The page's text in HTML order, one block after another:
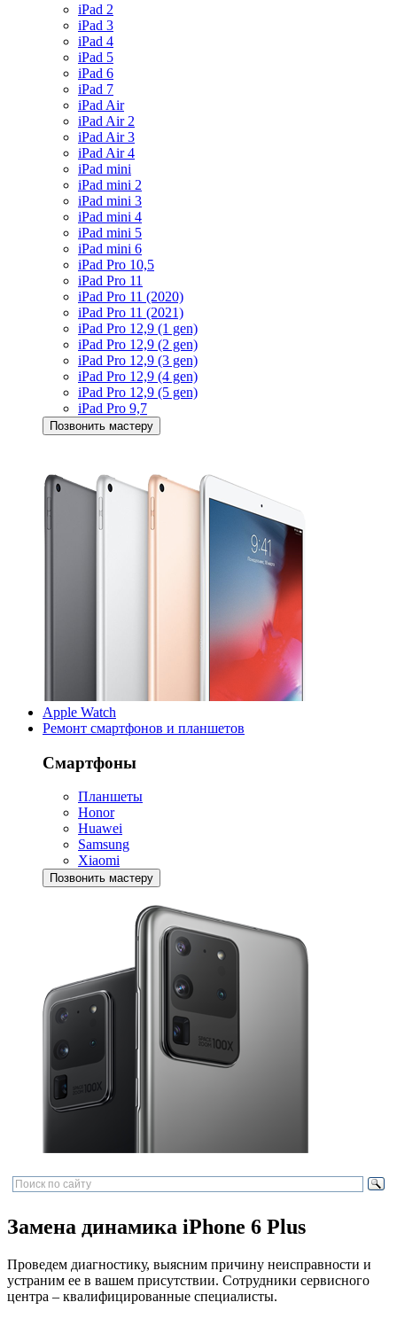
iPad 2
iPad 3
iPad 4
iPad 5
iPad 6
iPad 7
iPad Air
iPad Air 2
iPad Air 3
iPad Air 4
iPad mini
iPad mini 2
iPad mini 3
iPad mini 4
iPad mini 5
iPad mini 6
iPad Pro 10,5
iPad Pro 11
iPad Pro 11 (2020)
iPad Pro 11 (2021)
iPad Pro 12,9 (1 gen)
iPad Pro 12,9 (2 gen)
iPad Pro 12,9 (3 gen)
iPad Pro 12,9 (4 gen)
iPad Pro 12,9 (5 gen)
iPad Pro 9,7
Позвонить мастеру
Apple Watch
Ремонт смартфонов и планшетов
Смартфоны
Планшеты
Honor
Huawei
Samsung
Xiaomi
Позвонить мастеру
Замена динамика iPhone 6 Plus
Проведем диагностику, выясним причину неисправности и
устраним ее в вашем присутствии. Сотрудники сервисного
центра – квалифицированные специалисты.